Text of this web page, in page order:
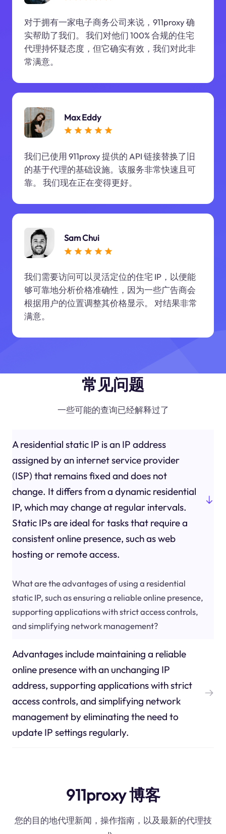
对于拥有一家电子商务公司来说，911proxy 确
实帮助了我们。 我们对他们 100% 合规的住宅
代理持怀疑态度，但它确实有效，我们对此非
常满意。
Max Eddy
我们已使用 911proxy 提供的 API 链接替换了旧
的基于代理的基础设施。该服务非常快速且可
靠。 我们现在正在变得更好。
Sam Chui
我们需要访问可以灵活定位的住宅 IP，以便能
够可靠地分析价格准确性，因为一些广告商会
根据用户的位置调整其价格显示。 对结果非常
满意。
常见问题
一些可能的查询已经解释过了
A residential static IP is an IP address
assigned by an internet service provider
(ISP) that remains fixed and does not
change. It differs from a dynamic residential
IP, which may change at regular intervals.
Static IPs are ideal for tasks that require a
consistent online presence, such as web
hosting or remote access.
What are the advantages of using a residential
static IP, such as ensuring a reliable online presence,
supporting applications with strict access controls,
and simplifying network management?
Advantages include maintaining a reliable
online presence with an unchanging IP
address, supporting applications with strict
access controls, and simplifying network
management by eliminating the need to
update IP settings regularly.
911proxy 博客
您的目的地代理新闻，操作指南，以及最新的代理技